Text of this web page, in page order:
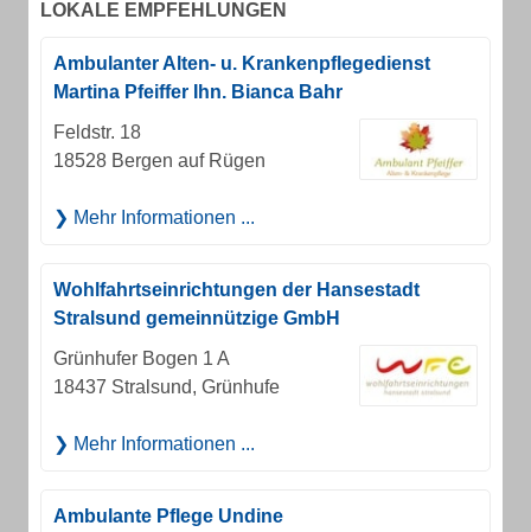
LOKALE EMPFEHLUNGEN
Ambulanter Alten- u. Krankenpflegedienst
Martina Pfeiffer Ihn. Bianca Bahr
Feldstr. 18
18528 Bergen auf Rügen
Mehr Informationen ...
Wohlfahrtseinrichtungen der Hansestadt
Stralsund gemeinnützige GmbH
Grünhufer Bogen 1 A
18437 Stralsund, Grünhufe
Mehr Informationen ...
Ambulante Pflege Undine